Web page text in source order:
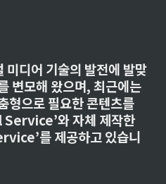
디어 기술의 발전에 발맞
변모해 왔으며, 최근에는
형으로 필요한 콘텐츠를
와 자체 제작한
를 제공하고 있습니